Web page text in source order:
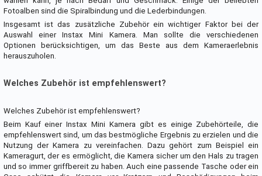
Fotoalben sind die Spiralbindung und die Lederbindungen.
Insgesamt ist das zusätzliche Zubehör ein wichtiger Faktor bei der
Auswahl einer Instax Mini Kamera. Man sollte die verschiedenen
Optionen berücksichtigen, um das Beste aus dem Kameraerlebnis
herauszuholen.
Welches Zubehör ist empfehlenswert?
Welches Zubehör ist empfehlenswert?
Beim Kauf einer Instax Mini Kamera gibt es einige Zubehörteile, die
empfehlenswert sind, um das bestmögliche Ergebnis zu erzielen und die
Nutzung der Kamera zu vereinfachen. Dazu gehört zum Beispiel ein
Kameragurt, der es ermöglicht, die Kamera sicher um den Hals zu tragen
und so immer griffbereit zu haben. Auch eine passende Tasche oder ein